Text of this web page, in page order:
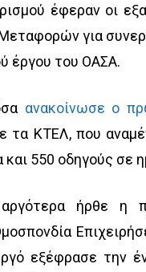
έφεραν οι
για
έργου του ΟΑΣΑ.
ανακοίνωσε ο
τα ΚΤΕΛ, που
550 οδηγούς σε
ήρθε η
εξέφρασε την